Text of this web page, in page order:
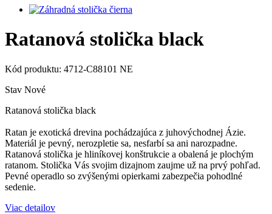
Ratanová stolička black
Kód produktu: 4712-C88101 NE
Stav Nové
Ratanová stolička black
Ratan je exotická drevina pochádzajúca z juhovýchodnej Ázie.
Materiál je pevný, nerozpletie sa, nesfarbí sa ani narozpadne.
Ratanová stolička je hliníkovej konštrukcie a obalená je plochým
ratanom. Stolička Vás svojim dizajnom zaujme už na prvý pohľad.
Pevné operadlo so zvýšenými opierkami zabezpečia pohodlné
sedenie.
Viac detailov